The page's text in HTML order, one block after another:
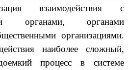
взаимодействия с
органами, органами
организациями.
наиболее сложный,
процесс в системе